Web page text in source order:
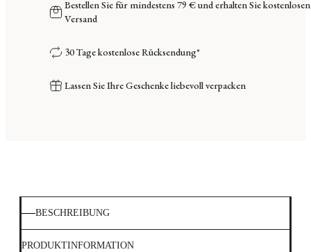
Bestellen Sie für mindestens 79 € und erhalten Sie kostenlosen
Versand
30 Tage kostenlose Rücksendung*
Lassen Sie Ihre Geschenke liebevoll verpacken
BESCHREIBUNG
PRODUKTINFORMATION